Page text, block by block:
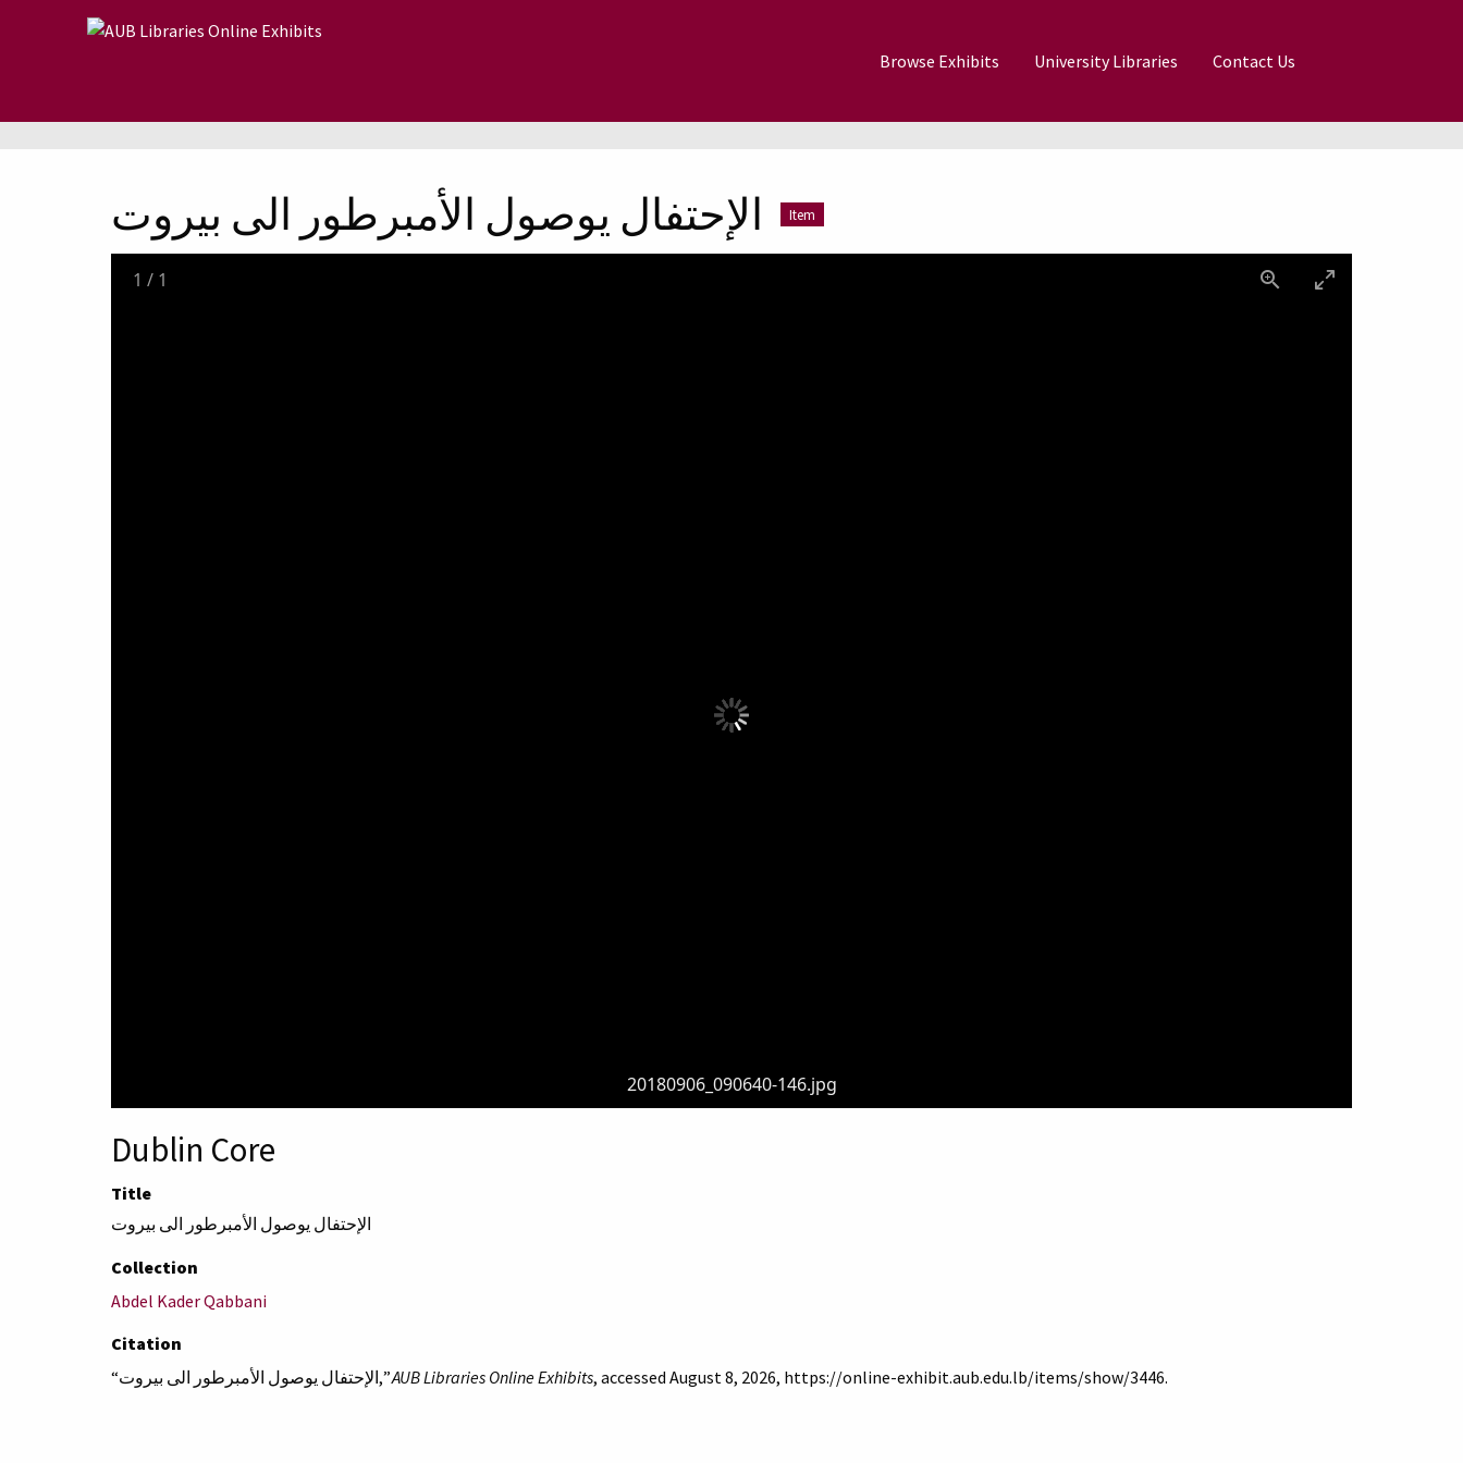
Skip to main content
Browse Exhibits University Libraries Contact Us
الإحتفال يوصول الأمبرطور الى بيروت Item
20180906_090640-146.jpg
1 / 1
Dublin Core
Title
الإحتفال يوصول الأمبرطور الى بيروت
Collection
Abdel Kader Qabbani
Citation
“الإحتفال يوصول الأمبرطور الى بيروت,”AUB Libraries Online Exhibits, accessed August 8, 2026, https://online-exhibit.aub.edu.lb/items/show/3446.